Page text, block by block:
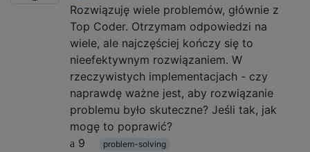
Rozwiązuję wiele problemów, głównie z
Top Coder. Otrzymam odpowiedzi na
wiele, ale najczęściej kończy się to
nieefektywnym rozwiązaniem. W
rzeczywistych implementacjach - czy
naprawdę ważne jest, aby rozwiązanie
problemu było skuteczne? Jeśli tak, jak
mogę to poprawić?
9
problem-solving